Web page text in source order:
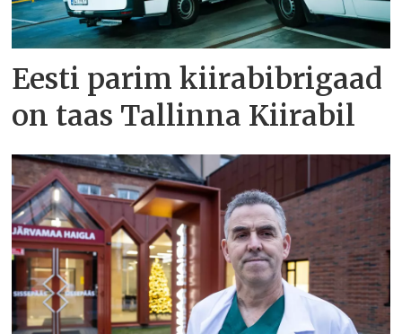
Eesti parim kiirabibrigaad
on taas Tallinna Kiirabil